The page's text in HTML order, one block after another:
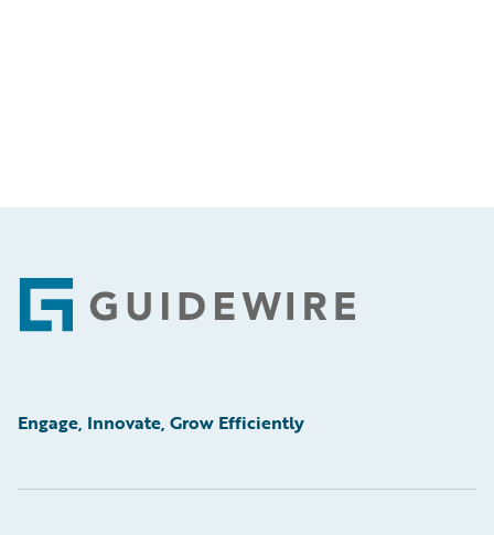
Footer
Engage, Innovate, Grow Efficiently